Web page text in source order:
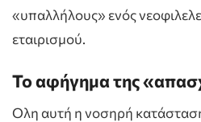
«υπαλλήλους» ενός
εταιρισμού.
Το αφήγημα της
Ολη αυτή η νοσηρή